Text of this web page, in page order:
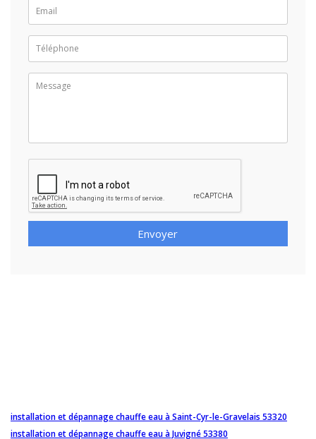
Envoyer
installation et dépannage chauffe eau à Saint-Cyr-le-Gravelais 53320
installation et dépannage chauffe eau à Juvigné 53380